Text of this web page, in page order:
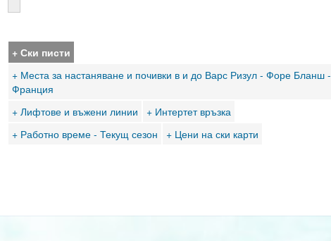
+ Ски писти
+ Места за настаняване и почивки в и до Варс Ризул - Форе Бланш -
Франция
+ Лифтове и въжени линии
+ Интертет връзка
+ Работно време - Текущ сезон
+ Цени на ски карти